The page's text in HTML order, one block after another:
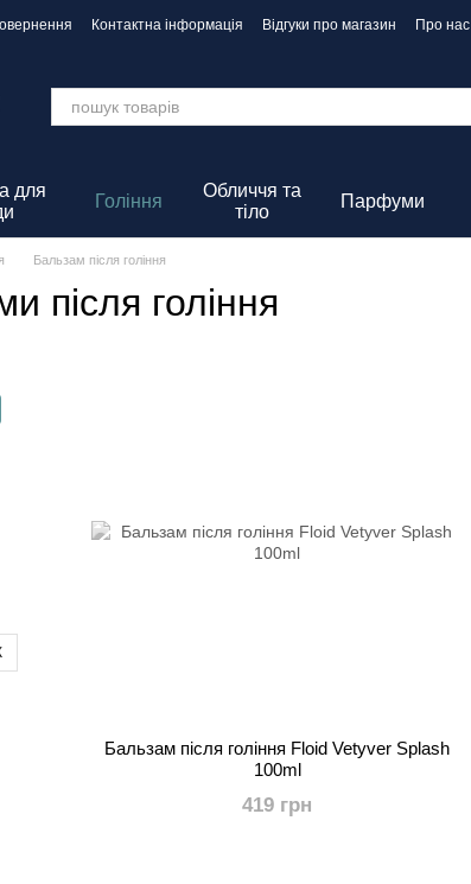
Контактна інформація Відгуки про магазин Про нас
для
Гоління
Обличчя та
тіло
Парфуми
Бальзам після гоління
після гоління
Бальзам після гоління Floid Vetyver Splash
100ml
419 грн